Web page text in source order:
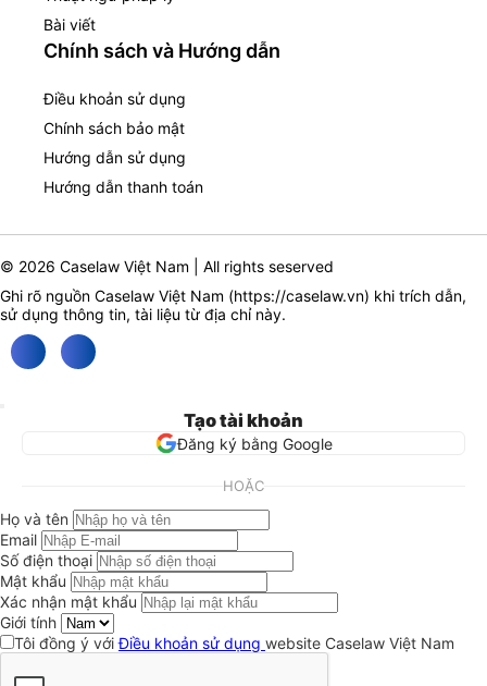
Bài viết
Chính sách và Hướng dẫn
Điều khoản sử dụng
Chính sách bảo mật
Hướng dẫn sử dụng
Hướng dẫn thanh toán
© 2026 Caselaw Việt Nam | All rights seserved
Ghi rõ nguồn Caselaw Việt Nam (https://caselaw.vn) khi trích dẫn,
sử dụng thông tin, tài liệu từ địa chỉ này.
Tạo tài khoản
Đăng ký bằng Google
HOẶC
Họ và tên
Email
Số điện thoại
Mật khẩu
Xác nhận mật khẩu
Giới tính
Tôi đồng ý vớiĐiều khoản sử dụng website Caselaw Việt Nam